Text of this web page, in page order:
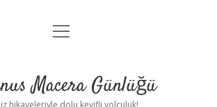
Anasayfa
Yasal Uyarı
menüyü
Macera Günlüğü
hikayeleriyle dolu keyifli yolculuk!